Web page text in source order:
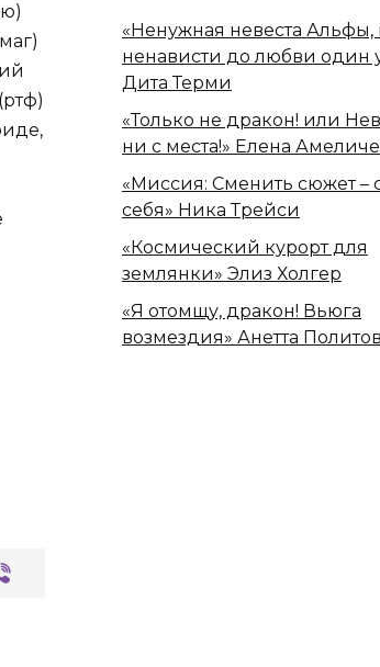
«Ненужная невеста
ненависти до любви один
Дита Терми
«Только не дракон! или
ни с места!» Елена
«Миссия: Сменить сюжет –
себя» Ника Трейси
«Космический курорт для
землянки» Элиз Холгер
«Я отомщу, дракон! Вьюга
возмездия» Анетта